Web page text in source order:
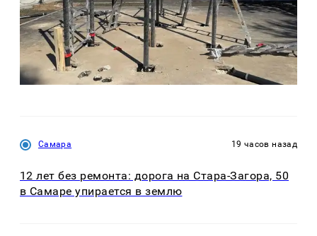
Самара 19 часов назад
12 лет без ремонта: дорога на Стара-Загора, 50
в Самаре упирается в землю